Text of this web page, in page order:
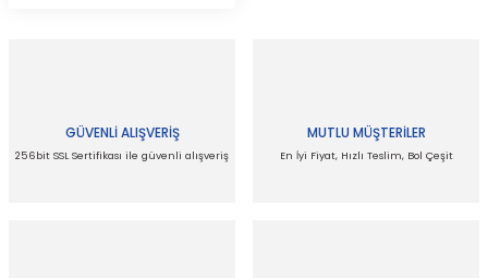
GÜVENLİ ALIŞVERİŞ
256bit SSL Sertifikası ile güvenli alışveriş
MUTLU MÜŞTERİLER
En İyi Fiyat, Hızlı Teslim, Bol Çeşit